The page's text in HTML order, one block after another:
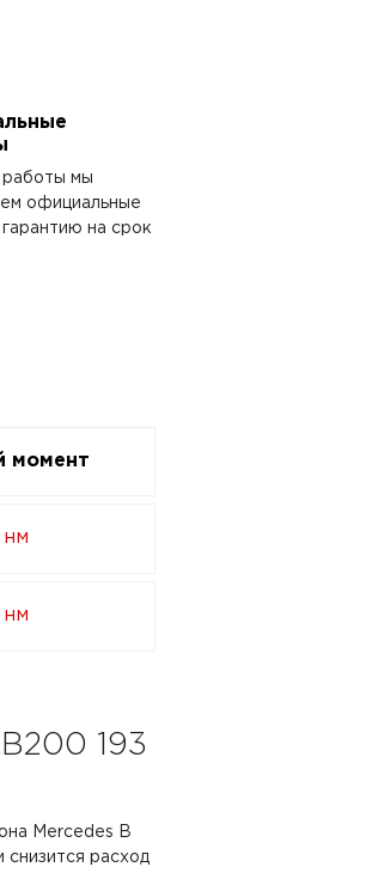
мы
официальные
на срок
момент
нм
нм
193
Mercedes B
расход